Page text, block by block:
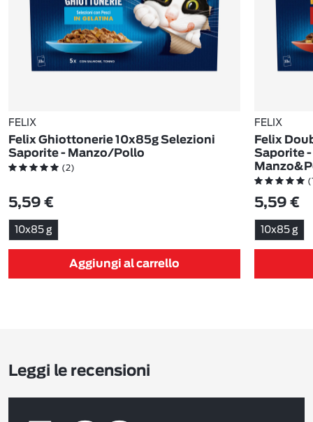
FELIX
Felix Ghiottonerie 10x85g Selezioni
Saporite - Manzo/Pollo
(2)
5,59 €
10x85 g
Aggiungi al carrello
FELIX
Felix
Saporite -
5,59 €
10x85 g
Leggi le recensioni